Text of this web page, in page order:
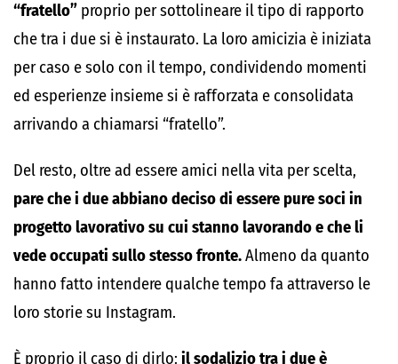
“fratello” proprio per sottolineare il tipo di rapporto
che tra i due si è instaurato. La loro amicizia è iniziata
per caso e solo con il tempo, condividendo momenti
ed esperienze insieme si è rafforzata e consolidata
arrivando a chiamarsi “fratello”.
Del resto, oltre ad essere amici nella vita per scelta,
pare che i due abbiano deciso di essere pure soci in
progetto lavorativo su cui stanno lavorando e che li
vede occupati sullo stesso fronte.Almeno da quanto
hanno fatto intendere qualche tempo fa attraverso le
loro storie su Instagram.
È proprio il caso di dirlo: il sodalizio tra i due è